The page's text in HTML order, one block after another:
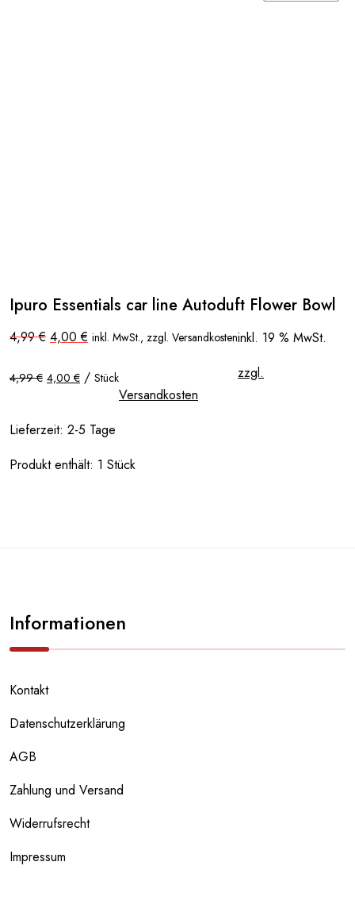
Ipuro Essentials car line Autoduft Flower Bowl
4,99€ Ursprünglicher
Preis
4,99 €
4,00€ Aktueller
Preis
4,00 €.
inkl. MwSt., zzgl. Versandkosten
4,99€ 4,00 € / Stück
inkl. 19 % MwSt.
zzgl.
Versandkosten
Lieferzeit: 2-5 Tage
Produkt enthält: 1 Stück
Informationen
Kontakt
Datenschutzerklärung
AGB
Zahlung und Versand
Widerrufsrecht
Impressum